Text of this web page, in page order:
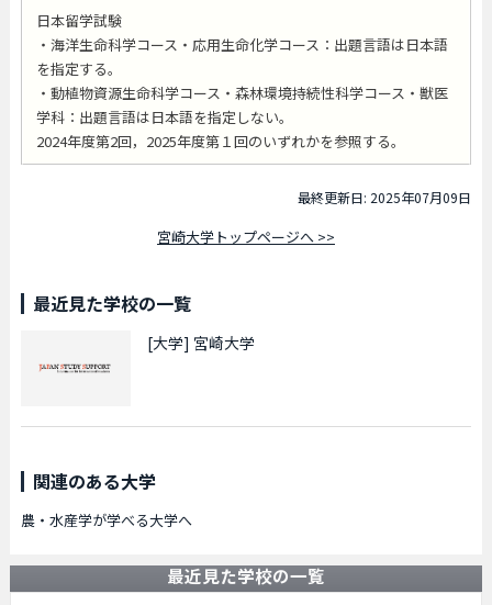
日本留学試験
・海洋生命科学コース・応用生命化学コース：出題言語は日本語
を指定する。
・動植物資源生命科学コース・森林環境持続性科学コース・獣医
学科：出題言語は日本語を指定しない。
2024年度第2回，2025年度第１回のいずれかを参照する。
最終更新日: 2025年07月09日
宮崎大学トップページへ >>
最近見た学校の一覧
[大学] 宮崎大学
関連のある大学
農・水産学が学べる大学へ
最近見た学校の一覧